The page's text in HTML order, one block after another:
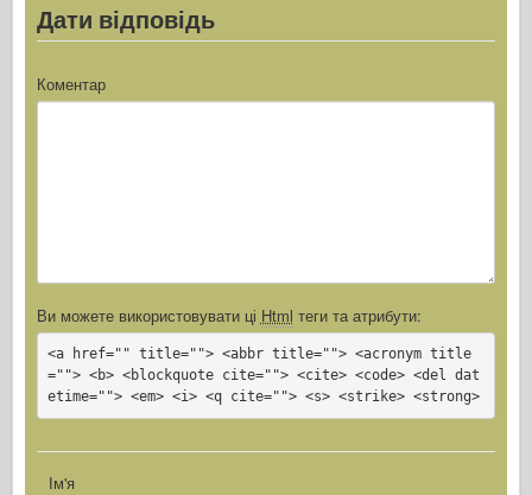
Дати відповідь
Коментар
Ви можете використовувати ці Html теги та атрибути:
<a href="" title=""> <abbr title=""> <acronym title
=""> <b> <blockquote cite=""> <cite> <code> <del dat
etime=""> <em> <i> <q cite=""> <s> <strike> <strong>
Ім'я